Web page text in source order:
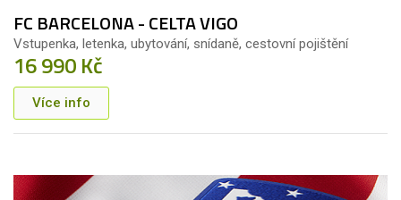
FC BARCELONA - CELTA VIGO
Vstupenka, letenka, ubytování, snídaně, cestovní pojištění
16 990 Kč
Více info